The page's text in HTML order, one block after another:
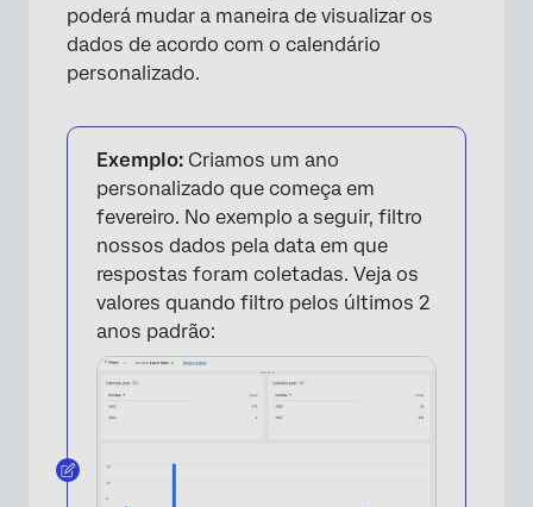
poderá mudar a maneira de visualizar os
dados de acordo com o calendário
personalizado.
Exemplo: Criamos um ano
personalizado que começa em
fevereiro. No exemplo a seguir, filtro
nossos dados pela data em que
respostas foram coletadas. Veja os
valores quando filtro pelos últimos 2
anos padrão: